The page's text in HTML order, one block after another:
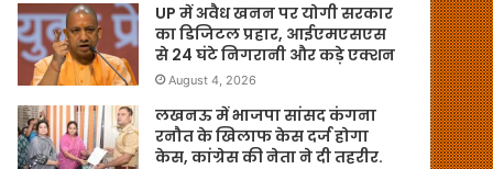
UP में अवैध खनन पर योगी सरकार
का डिजिटल प्रहार, आईएमएसएस
से 24 घंटे निगरानी और कड़े एक्शन
August 4, 2026
लखनऊ में भाजपा सांसद कंगना
रनौत के खिलाफ केस दर्ज होगा
केस, कांग्रेस की नेता ने दी तहरीर.